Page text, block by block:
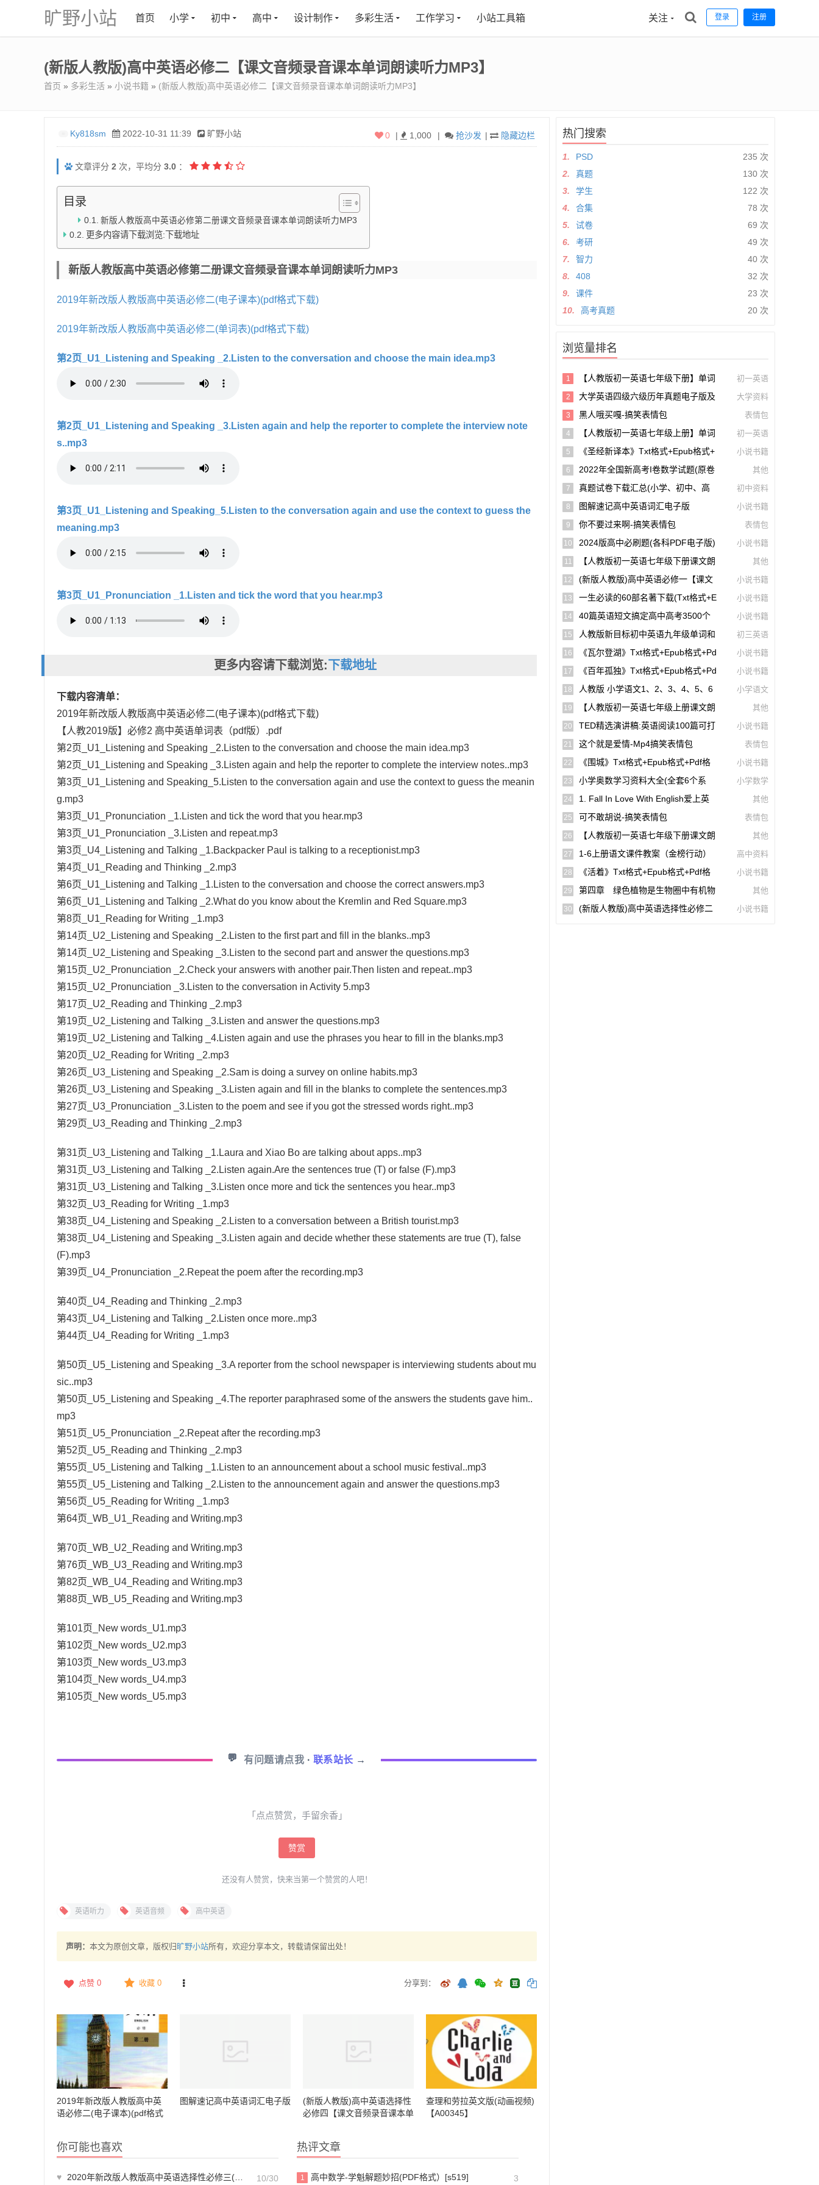
旷野小站 登录 注册
关注
首页 小学 初中 高中 设计制作 多彩生活 工作学习 小站工具箱
(新版人教版)高中英语必修二【课文音频录音课本单词朗读听力MP3】
首页 » 多彩生活 » 小说书籍 » (新版人教版)高中英语必修二【课文音频录音课本单词朗读听力MP3】
Ky818sm 2022-10-31 11:39 旷野小站 | 隐藏边栏
| 抢沙发
| 1,000
0
文章评分 2 次，平均分 3.0 ：
目录
新版人教版高中英语必修第二册课文音频录音课本单词朗读听力MP3
更多内容请下载浏览:下载地址
新版人教版高中英语必修第二册课文音频录音课本单词朗读听力MP3
2019年新改版人教版高中英语必修二(电子课本)(pdf格式下载)
2019年新改版人教版高中英语必修二(单词表)(pdf格式下载)
第2页_U1_Listening and Speaking _2.Listen to the conversation and choose the main idea.mp3
第2页_U1_Listening and Speaking _3.Listen again and help the reporter to complete the interview note
s..mp3
第3页_U1_Listening and Speaking_5.Listen to the conversation again and use the context to guess the
meaning.mp3
第3页_U1_Pronunciation _1.Listen and tick the word that you hear.mp3
更多内容请下载浏览:下载地址
下载内容清单：
2019年新改版人教版高中英语必修二(电子课本)(pdf格式下载)
【人教2019版】必修2 高中英语单词表（pdf版）.pdf
第2页_U1_Listening and Speaking _2.Listen to the conversation and choose the main idea.mp3
第2页_U1_Listening and Speaking _3.Listen again and help the reporter to complete the interview notes..mp3
第3页_U1_Listening and Speaking_5.Listen to the conversation again and use the context to guess the meanin
g.mp3
第3页_U1_Pronunciation _1.Listen and tick the word that you hear.mp3
第3页_U1_Pronunciation _3.Listen and repeat.mp3
第3页_U4_Listening and Talking _1.Backpacker Paul is talking to a receptionist.mp3
第4页_U1_Reading and Thinking _2.mp3
第6页_U1_Listening and Talking _1.Listen to the conversation and choose the correct answers.mp3
第6页_U1_Listening and Talking _2.What do you know about the Kremlin and Red Square.mp3
第8页_U1_Reading for Writing _1.mp3
第14页_U2_Listening and Speaking _2.Listen to the first part and fill in the blanks..mp3
第14页_U2_Listening and Speaking _3.Listen to the second part and answer the questions.mp3
第15页_U2_Pronunciation _2.Check your answers with another pair.Then listen and repeat..mp3
第15页_U2_Pronunciation _3.Listen to the conversation in Activity 5.mp3
第17页_U2_Reading and Thinking _2.mp3
第19页_U2_Listening and Talking _3.Listen and answer the questions.mp3
第19页_U2_Listening and Talking _4.Listen again and use the phrases you hear to fill in the blanks.mp3
第20页_U2_Reading for Writing _2.mp3
第26页_U3_Listening and Speaking _2.Sam is doing a survey on online habits.mp3
第26页_U3_Listening and Speaking _3.Listen again and fill in the blanks to complete the sentences.mp3
第27页_U3_Pronunciation _3.Listen to the poem and see if you got the stressed words right..mp3
第29页_U3_Reading and Thinking _2.mp3
第31页_U3_Listening and Talking _1.Laura and Xiao Bo are talking about apps..mp3
第31页_U3_Listening and Talking _2.Listen again.Are the sentences true (T) or false (F).mp3
第31页_U3_Listening and Talking _3.Listen once more and tick the sentences you hear..mp3
第32页_U3_Reading for Writing _1.mp3
第38页_U4_Listening and Speaking _2.Listen to a conversation between a British tourist.mp3
第38页_U4_Listening and Speaking _3.Listen again and decide whether these statements are true (T), false
(F).mp3
第39页_U4_Pronunciation _2.Repeat the poem after the recording.mp3
第40页_U4_Reading and Thinking _2.mp3
第43页_U4_Listening and Talking _2.Listen once more..mp3
第44页_U4_Reading for Writing _1.mp3
第50页_U5_Listening and Speaking _3.A reporter from the school newspaper is interviewing students about mu
sic..mp3
第50页_U5_Listening and Speaking _4.The reporter paraphrased some of the answers the students gave him..
mp3
第51页_U5_Pronunciation _2.Repeat after the recording.mp3
第52页_U5_Reading and Thinking _2.mp3
第55页_U5_Listening and Talking _1.Listen to an announcement about a school music festival..mp3
第55页_U5_Listening and Talking _2.Listen to the announcement again and answer the questions.mp3
第56页_U5_Reading for Writing _1.mp3
第64页_WB_U1_Reading and Writing.mp3
第70页_WB_U2_Reading and Writing.mp3
第76页_WB_U3_Reading and Writing.mp3
第82页_WB_U4_Reading and Writing.mp3
第88页_WB_U5_Reading and Writing.mp3
第101页_New words_U1.mp3
第102页_New words_U2.mp3
第103页_New words_U3.mp3
第104页_New words_U4.mp3
第105页_New words_U5.mp3
💬 有问题请点我 · 联系站长 →
「点点赞赏，手留余香」
赞赏
还没有人赞赏，快来当第一个赞赏的人吧！
英语听力 英语音频 高中英语
声明： 本文为原创文章，版权归 旷野小站所有，欢迎分享本文，转载请保留出处！
点赞 0 收藏 0 分享到：
2019年新改版人教版高中英
语必修二(电子课本)(pdf格式
图解速记高中英语词汇电子版
(新版人教版)高中英语选择性
必修四【课文音频录音课本单
查理和劳拉英文版(动画视频)
【A00345】
你可能也喜欢
♥ 2020年新改版人教版高中英语选择性必修三(电子课本)(pdf格式下载) 10/30
热评文章
1 高中数学-学魁解题妙招(PDF格式）[s519] 3
热门搜索
1. PSD
235 次
2.
真题
130 次
3.
学生
122 次
4.
合集
78 次
5.
试卷
69 次
6.
考研
49 次
7.
智力
40 次
8.
408
32 次
9.
课件
23 次
10.
高考真题 20 次
浏览量排名
1
【人教版初一英语七年级下册】单词
和课文朗读录音听力mp3音频【A0027
5】
初一英语
2
大学英语四级六级历年真题电子版及
模拟试卷下载(含听力和答案解析 CET
4、CET6试卷可打印)[s1697]
大学资料
3 黑人哦买嘎-搞笑表情包 表情包
4
【人教版初一英语七年级上册】单词
和课文朗读录音听力mp3音频
初一英语
5
《圣经新译本》txt格式+epub格式+
Pdf格式下载【A00605】
小说书籍
6
2022年全国新高考I卷数学试题(原卷
版+解析版)(doc格式下载)【A02285】
其他
7
真题试卷下载汇总(小学、初中、高
中、大学、考研、考公考编)(持续更新)
初中资料
8 图解速记高中英语词汇电子版 小说书籍
9 你不要过来啊-搞笑表情包 表情包
10
2024版高中必刷题(各科PDF电子版)
【A00141】
小说书籍
11
【人教版初一英语七年级下册课文朗
读听力mp3】Unit 1
其他
12
(新版人教版)高中英语必修一【课文
音频录音课本单词朗读听力MP3】
小说书籍
13
一生必读的60部名著下载(txt格式+e
Pub格式+pdf格式)
小说书籍
14
40篇英语短文搞定高中高考3500个
单词(mp3音频+文本+翻译)【A01806】
小说书籍
15
人教版新目标初中英语九年级单词和
课文朗读录音听力mp3
初三英语
16
《瓦尔登湖》txt格式+epub格式+pd
F格式下载（一生必读的60部名著）【A0
0614】
小说书籍
17
《百年孤独》txt格式+epub格式+pd
F格式下载（一生必读的60部名著）【A0
0561】
小说书籍
18
人教版 小学语文1、2、3、4、5、6
年级课本(电子版pdf)
小学语文
19
【人教版初一英语七年级上册课文朗
读听力mp3】Starter Unit 1 Good Morni
Ng!
其他
20
TED精选演讲稿:英语阅读100篇可打
印高清PDF电子版配套双语视频【A0049
4】
小说书籍
21 这个就是爱情-Mp4搞笑表情包 表情包
22
《围城》txt格式+epub格式+pdf格
式下载【A00615】
小说书籍
23
小学奥数学习资料大全(全套6个系
列)【A00231】
小学数学
24
1. Fall In Love With English爱上英
语(40篇英语短文搞定高中高考3500个单
词)
其他
25 可不敢胡说-搞笑表情包 表情包
26
【人教版初一英语七年级下册课文朗
读听力mp3】Unit 2
其他
27
1-6上册语文课件教案（金榜行动）
(docx,pdf,电子版)【A02960-005】
高中资料
28
《活着》txt格式+epub格式+pdf格
式下载（一生必读的60部名著）【A0055
9】
小说书籍
29
第四章 绿色植物是生物圈中有机物
的制造者(思维导图|教材知识全解|经典例
其他
30
(新版人教版)高中英语选择性必修二
小说书籍